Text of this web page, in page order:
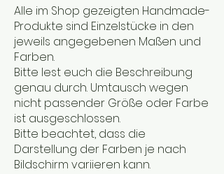
Alle im Shop gezeigten Handmade-
Produkte sind Einzelstücke in den
jeweils angegebenen Maßen und
Farben.
Bitte lest euch die Beschreibung
genau durch. Umtausch wegen
nicht passender Größe oder Farbe
ist ausgeschlossen.
Bitte beachtet, dass die
Darstellung der Farben je nach
Bildschirm variieren kann.